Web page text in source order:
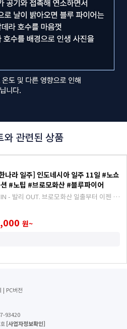
와 관련된 상품
나라 일주] 인도네시아 일주 11일 #노쇼
#노팁 #브로모화산 #블루파이어
- 발리 OUT. 브로모화산 일출부터 이젠 화
원~
PC버전
93420
[사업자정보확인]